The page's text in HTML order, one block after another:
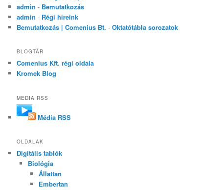
admin - Bemutatkozás
admin - Régi híreink
Bemutatkozás | Comenius Bt. -Oktatótábla sorozatok
BLOGTÁR
Comenius Kft. régi oldala
Kromek Blog
MEDIA RSS
Média RSS
OLDALAK
Digitális tablók
Biológia
Állattan
Embertan